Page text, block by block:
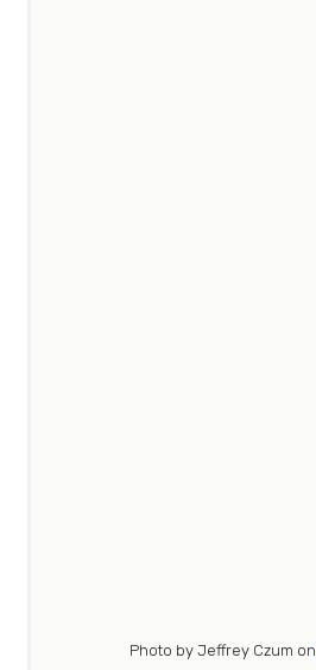
Photo by Jeffrey Czum on